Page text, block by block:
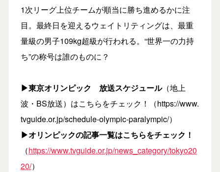
1次リーグ上位チームが順当に勝ち進めるかに注
目。最終日を迎えるウェイトリティングは、最重
量級の男子109kg超級が行われる。“世界一の力持
ち”の称号は誰のものに？
▶東京オリンピック 放送スケジュール（地上
波・BS放送）はこちらをチェック！（https://www.
tvguide.or.jp/schedule-olympic-paralympic/）
▶オリンピックの記事一覧はこちらをチェック！
（https://www.tvguide.or.jp/news_category/tokyo20
20/）